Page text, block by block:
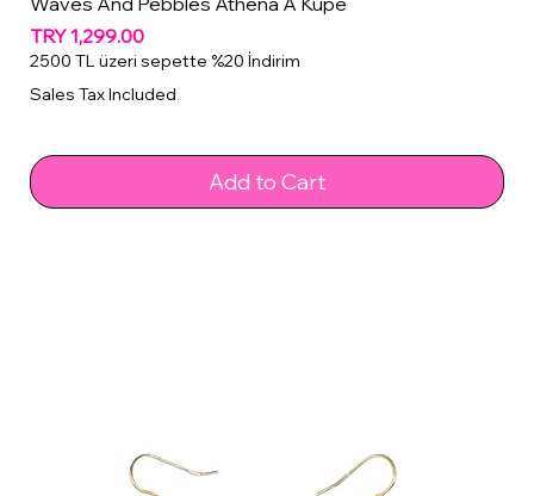
Price
TRY 1,299.00
2500 TL üzeri sepette %20 İndirim
Sales Tax Included
Add to Cart